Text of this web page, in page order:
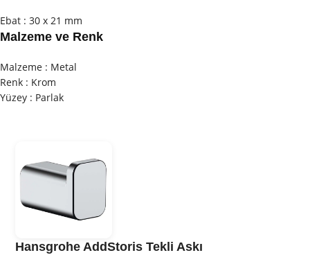
Ebat : 30 x 21 mm
Malzeme ve Renk
Malzeme : Metal
Renk : Krom
Yüzey : Parlak
Hansgrohe AddStoris Tekli Askı